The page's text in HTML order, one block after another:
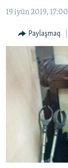
Qıdıruvğa
qaytmaq
MEDENİYET
İNSAN AQLARI
BLOGLAR
Русский
Українською
19 iyün 2019, 17:00
Paylaşmaq